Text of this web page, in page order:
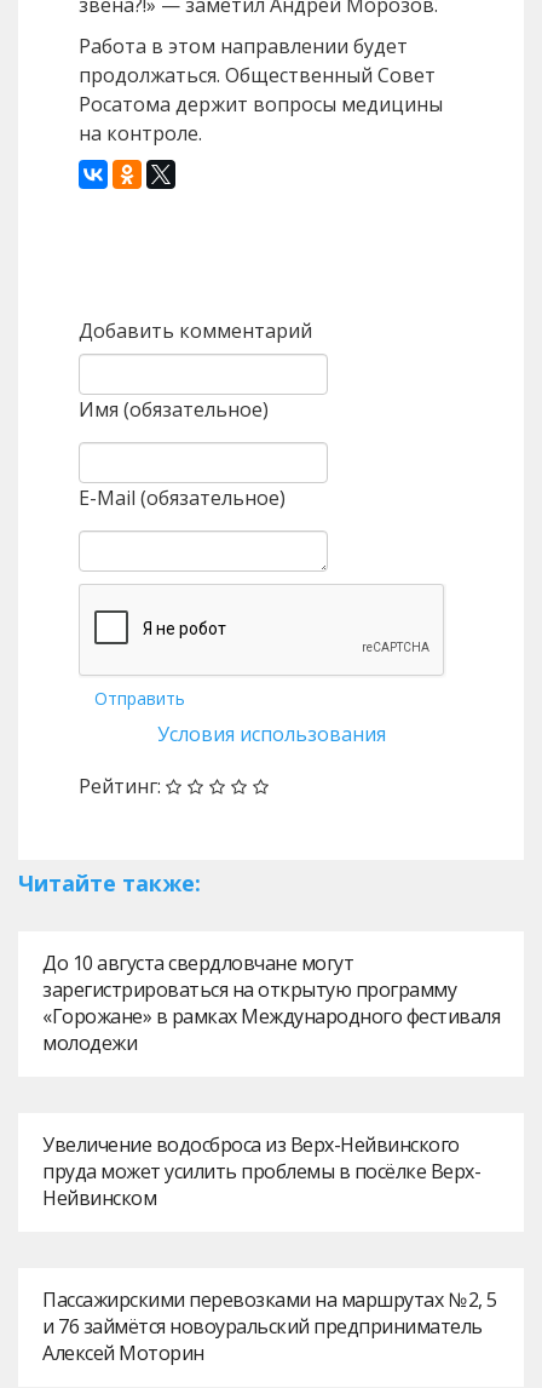
звена?!» — заметил Андрей Морозов.
Работа в этом направлении будет
продолжаться. Общественный Совет
Росатома держит вопросы медицины
на контроле.
Добавить комментарий
Имя (обязательное)
E-Mail (обязательное)
Отправить
Условия использования
Рейтинг:
Читайте также:
До 10 августа свердловчане могут
зарегистрироваться на открытую программу
«Горожане» в рамках Международного фестиваля
молодежи
Увеличение водосброса из Верх-Нейвинского
пруда может усилить проблемы в посёлке Верх-
Нейвинском
Пассажирскими перевозками на маршрутах № 2, 5
и 76 займётся новоуральский предприниматель
Алексей Моторин